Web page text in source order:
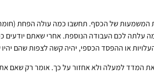
המשמעות של הכסף. תחשבו כמה עולה הפחת
לכם העבודה הנוספת. אחרי שאתם יודעים
או ההפסד הכספי, יהיה קשה לצפות שהם
המדד למעלה ולא אחזור על כך. אומר רק שאם